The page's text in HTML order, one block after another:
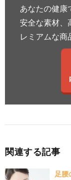
あなたの健康
安全な素材、
レミアムな商
関連する記事
足腰